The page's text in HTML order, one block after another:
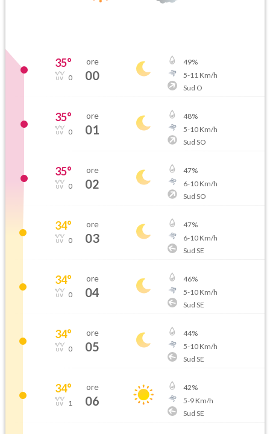
35°
0
ore
00
49%
5-11 Km/h
Sud O
35°
0
ore
01
48%
5-10Km/h
Sud SO
35°
0
ore
02
47%
6-10Km/h
Sud SO
34°
0
ore
03
47%
6-10Km/h
Sud SE
34°
0
ore
04
46%
5-10Km/h
Sud SE
34°
0
ore
05
44%
5-10Km/h
Sud SE
34°
1
ore
06
42%
5-9Km/h
Sud SE